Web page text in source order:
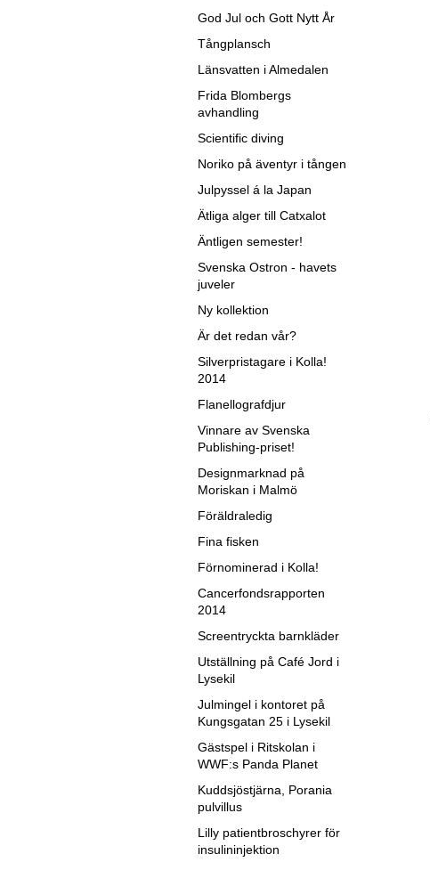
God Jul och Gott Nytt År
Tångplansch
Länsvatten i Almedalen
Frida Blombergs
avhandling
Scientific diving
Noriko på äventyr i tången
Julpyssel á la Japan
Ätliga alger till Catxalot
Äntligen semester!
Svenska Ostron - havets
juveler
Ny kollektion
Är det redan vår?
Silverpristagare i Kolla!
2014
Flanellografdjur
Vinnare av Svenska
Publishing-priset!
Designmarknad på
Moriskan i Malmö
Föräldraledig
Fina fisken
Förnominerad i Kolla!
Cancerfondsrapporten
2014
Screentryckta barnkläder
Utställning på Café Jord i
Lysekil
Julmingel i kontoret på
Kungsgatan 25 i Lysekil
Gästspel i Ritskolan i
WWF:s Panda Planet
Kuddsjöstjärna, Porania
pulvillus
Lilly patientbroschyrer för
insulininjektion